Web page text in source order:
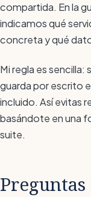
compartida. En la
indicamos qué
concreta y qué
Mi regla es sencilla:
guarda por escrito
incluido. Así evitas
basándote en una
suite.